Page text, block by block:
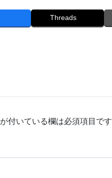
Threads
が付いている欄は必須項目です